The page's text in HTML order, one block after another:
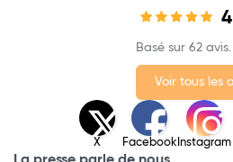
Basé sur 62 avis.
Voir tous les
X Facebook Instagram